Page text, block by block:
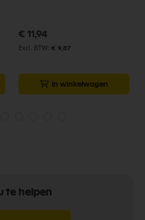
€ 11,94
€ 9,87
In winkelwagen
te helpen